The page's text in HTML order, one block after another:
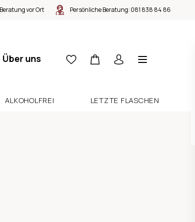
vor Ort Persönliche Beratung: 081 838 84 86
Über uns
ALKOHOLFREI LETZTE FLASCHEN